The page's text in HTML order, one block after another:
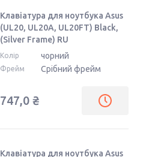
Клавіатура для ноутбука Asus
(UL20, UL20A, UL20FT) Black,
(Silver Frame) RU
Колір чорний
Фрейм Срібний фрейм
747,0 ₴
Клавіатура для ноутбука Asus